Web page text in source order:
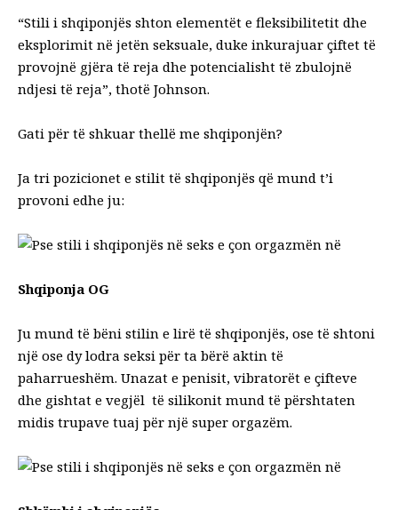
“Stili i shqiponjës shton elementët e fleksibilitetit dhe
eksplorimit në jetën seksuale, duke inkurajuar çiftet të
provojnë gjëra të reja dhe potencialisht të zbulojnë
ndjesi të reja”, thotë Johnson.
Gati për të shkuar thellë me shqiponjën?
Ja tri pozicionet e stilit të shqiponjës që mund t’i
provoni edhe ju:
Shqiponja OG
Ju mund të bëni stilin e lirë të shqiponjës, ose të shtoni
një ose dy lodra seksi për ta bërë aktin të
paharrueshëm. Unazat e penisit, vibratorët e çifteve
dhe gishtat e vegjël të silikonit mund të përshtaten
midis trupave tuaj për një super orgazëm.